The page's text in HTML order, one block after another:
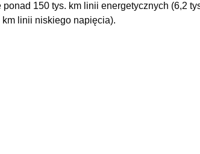
150 tys. km linii energetycznych (6,2
linii niskiego napięcia).